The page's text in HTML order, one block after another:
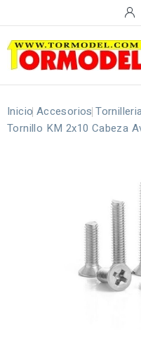
Inicio Accesorios
Tornillo KM 2x10 Cabeza